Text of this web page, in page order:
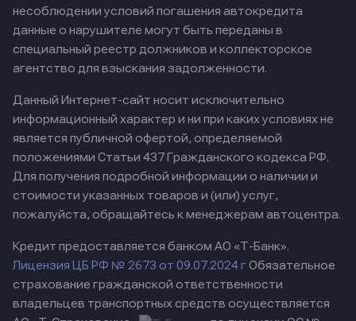
несоблюдении условий погашения автокредита
данные о нарушителе могут быть переданы в
специальный реестр должников и коллекторское
агентство для взыскания задолженности.
Данный Интернет-сайт носит исключительно
информационный характер и ни при каких условиях не
является публичной офертой, определяемой
положениями Статьи 437 Гражданского кодекса РФ.
Для получения подробной информации о наличии и
стоимости указанных товаров и (или) услуг,
пожалуйста, обращайтесь к менеджерам автоцентра.
Кредит предоставляется банком АО «Т-Банк».
Лицензия ЦБ РФ № 2673 от 09.07.2024 гОбязательное
страхование гражданской ответственности
владельцев транспортных средств осуществляется